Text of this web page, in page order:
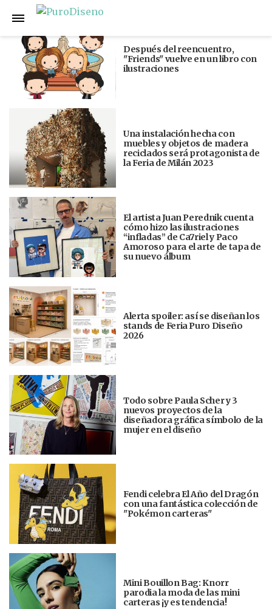
Anterior
Después del reencuentro,
"Friends" vuelve en un libro con
ilustraciones
Una instalación hecha con
muebles y objetos de madera
reciclados será protagonista de
la Feria de Milán 2023
El artista Juan Perednik cuenta
cómo hizo las ilustraciones
“infladas” de Ca7riel y Paco
Amoroso para el arte de tapa de
su nuevo álbum
Alerta spoiler: así se diseñan los
stands de Feria Puro Diseño
2026
Todo sobre Paula Scher y 3
nuevos proyectos de la
diseñadora gráfica símbolo de la
mujer en el diseño
Fendi celebra El Año del Dragón
con una fantástica colección de
"Pokémon carteras"
Mini Bouillon Bag: Knorr
parodia la moda de las mini
carteras ¡y es tendencia!
Siguiente